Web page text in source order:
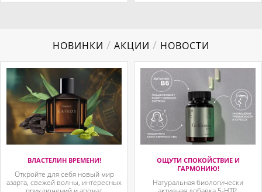
НОВИНКИ / АКЦИИ / НОВОСТИ
ВЛАСТЕЛИН ВРЕМЕНИ!
Откройте для себя новый мир
азарта, свежей волны, интересных
ОЩУТИ СПОКОЙСТВИЕ И
ГАРМОНИЮ!
Натуральная биологически